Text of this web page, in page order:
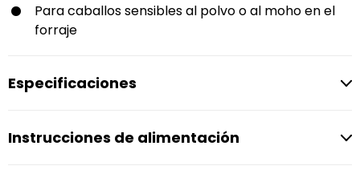
Para caballos sensibles al polvo o al moho en el
forraje
Especificaciones
Instrucciones de alimentación